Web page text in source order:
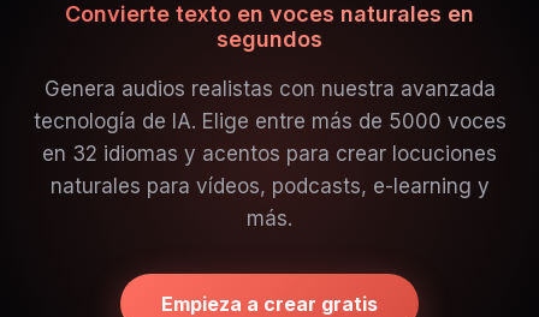
Convierte texto en voces naturales en
segundos
Genera audios realistas con nuestra avanzada
tecnología de IA. Elige entre más de 5000 voces
en 32 idiomas y acentos para crear locuciones
naturales para vídeos, podcasts, e-learning y
más.
Empieza a crear gratis